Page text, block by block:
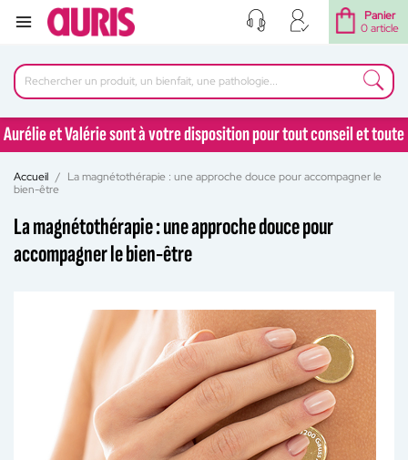
Panier
0 article
Aurélie et Valérie sont à votre disposition pour tout conseil et toute
question au 04 77 92 30 90
Aurélie et Valérie sont à votre disposition pour tout conseil et toute
Accueil
La magnétothérapie : une approche douce pour accompagner le
bien-être
La magnétothérapie : une approche douce pour
accompagner le bien-être